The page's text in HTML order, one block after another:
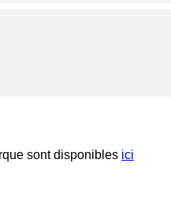
sont disponibles ici